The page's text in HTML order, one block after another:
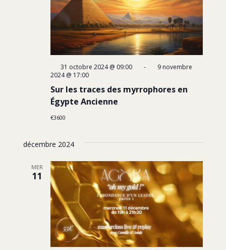
Sur les traces des myrrophores en
Égypte Ancienne
31 octobre 2024 @ 09:00 -
9 novembre
2024 @ 17:00
€3600
décembre 2024
MER
11